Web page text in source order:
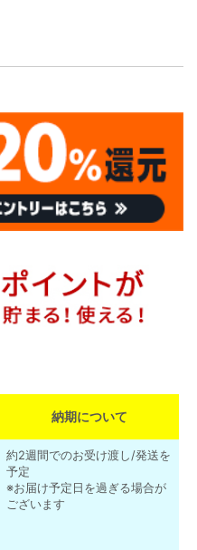
納期について
約2週間でのお受け渡し/発送を
予定
※お届け予定日を過ぎる場合が
ございます